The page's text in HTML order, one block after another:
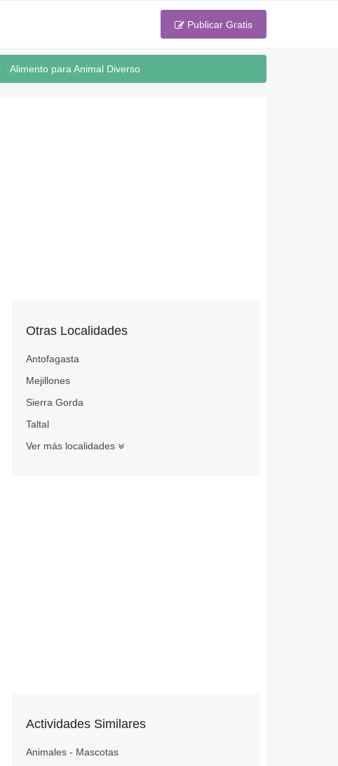
Publicar Gratis
Alimento para Animal Diverso
Otras Localidades
Antofagasta
Mejillones
Sierra Gorda
Taltal
Ver más localidades
Actividades Similares
Animales - Mascotas